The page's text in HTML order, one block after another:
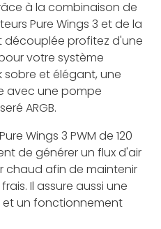
à la combinaison de
Pure Wings 3 et de la
découplée profitez d'une
votre système
sobre et élégant, une
avec une pompe
ARGB.
Wings 3 PWM de 120
de générer un flux d'air
chaud afin de maintenir
Il assure aussi une
un fonctionnement